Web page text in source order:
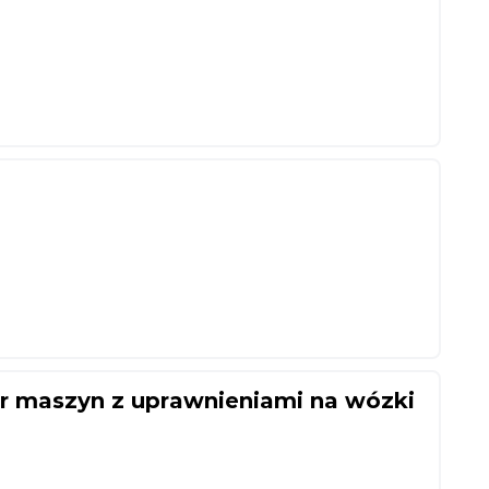
maszyn z uprawnieniami na wózki